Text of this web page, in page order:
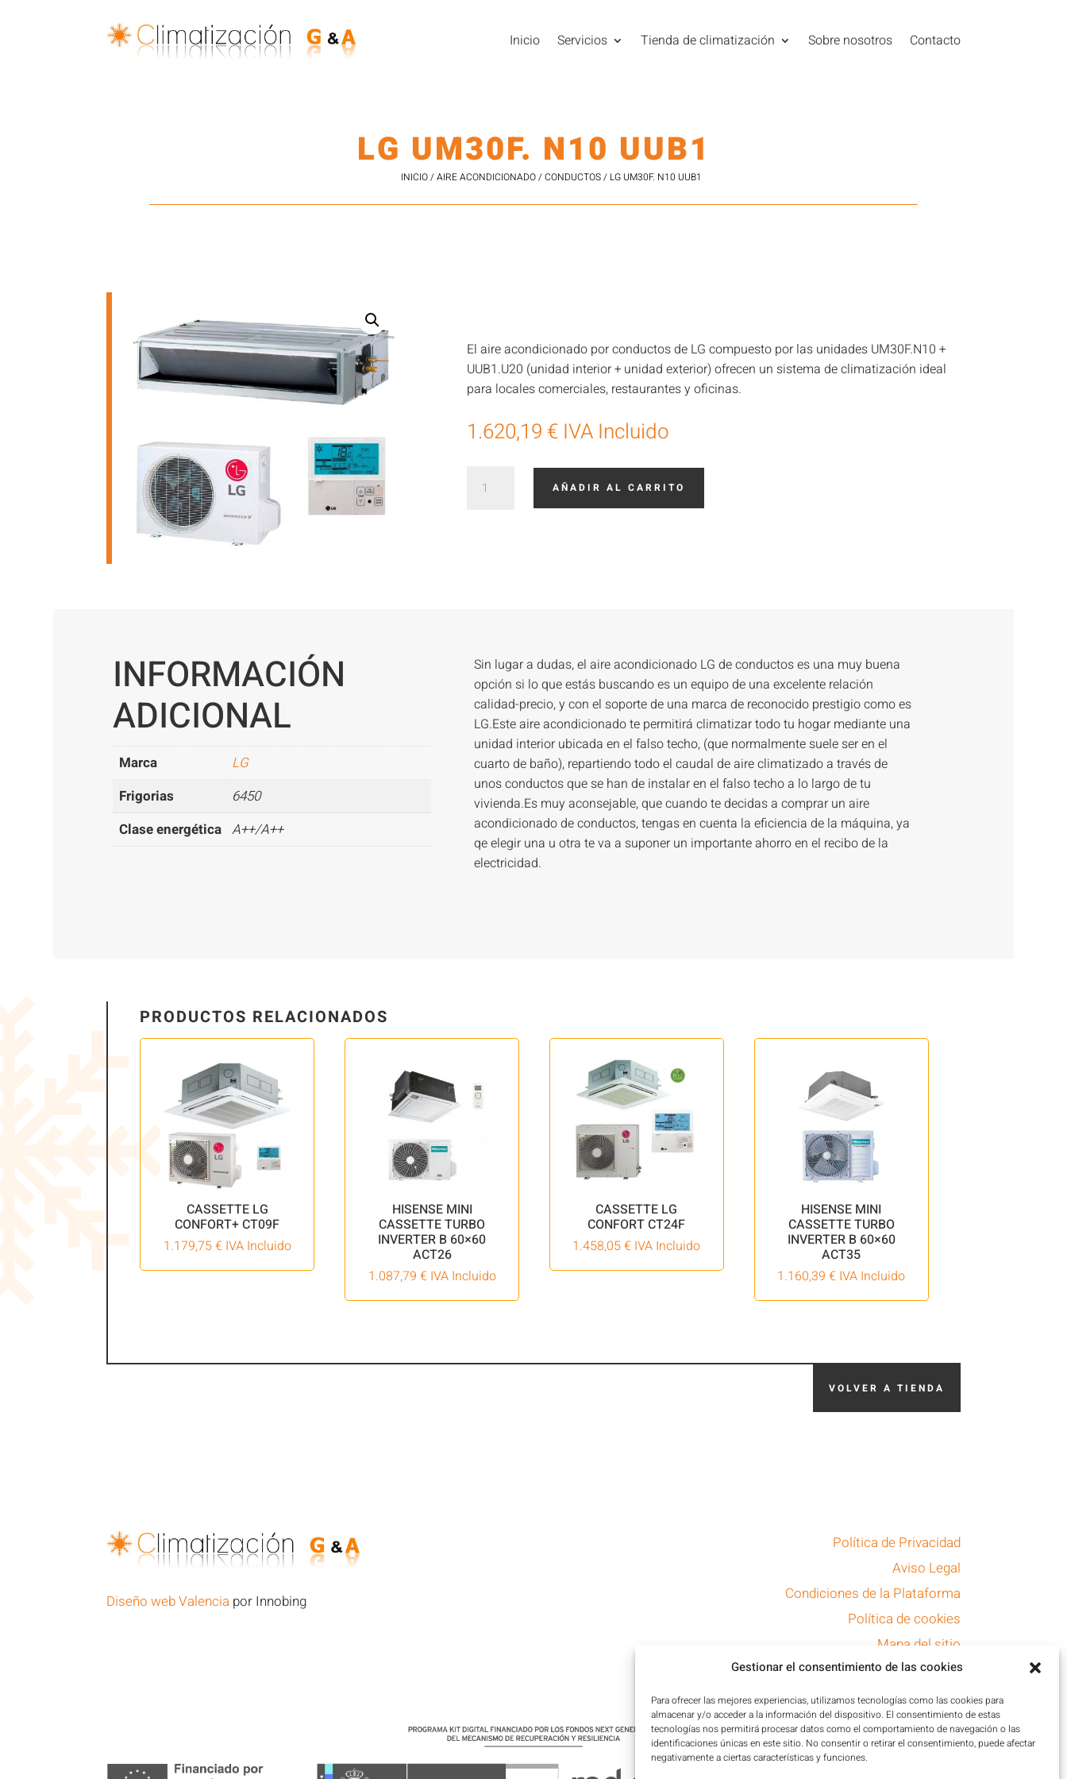
Gestionar el consentimiento de las cookies
Para ofrecer las mejores experiencias, utilizamos tecnologías como las cookies para
almacenar y/o acceder a la información del dispositivo. El consentimiento de estas
tecnologías nos permitirá procesar datos como el comportamiento de navegación o las
identificaciones únicas en este sitio. No consentir o retirar el consentimiento, puede afectar
negativamente a ciertas características y funciones.
Inicio Servicios Tienda de climatización Sobre nosotros Contacto
LG UM30F. N10 UUB1
INICIO/AIRE ACONDICIONADO/CONDUCTOS/ LG UM30F. N10 UUB1
El aire acondicionado por conductos de LG compuesto por las unidades UM30F.N10 +
UUB1.U20 (unidad interior + unidad exterior) ofrecen un sistema de climatización ideal
para locales comerciales, restaurantes y oficinas.
1.620,19 € IVA Incluido
UM30F.
AÑADIR AL CARRITO
INFORMACIÓN
ADICIONAL
Marca
LG
Frigorias
6450
Clase energética A++/A++
Sin lugar a dudas, el aire acondicionado LG de conductos es una muy buena
opción si lo que estás buscando es un equipo de una excelente relación
calidad-precio, y con el soporte de una marca de reconocido prestigio como es
LG.Este aire acondicionado te permitirá climatizar todo tu hogar mediante una
unidad interior ubicada en el falso techo, (que normalmente suele ser en el
cuarto de baño), repartiendo todo el caudal de aire climatizado a través de
unos conductos que se han de instalar en el falso techo a lo largo de tu
vivienda.Es muy aconsejable, que cuando te decidas a comprar un aire
acondicionado de conductos, tengas en cuenta la eficiencia de la máquina, ya
qe elegir una u otra te va a suponer un importante ahorro en el recibo de la
electricidad.
PRODUCTOS RELACIONADOS
CASSETTE LG
CONFORT+ CT09F
1.179,75€ IVA Incluido
HISENSE MINI
CASSETTE TURBO
INVERTER B 60×60
ACT26
1.087,79 € IVA Incluido
CASSETTE LG
CONFORT CT24F
1.458,05€ IVA Incluido
HISENSE MINI
CASSETTE TURBO
INVERTER B 60×60
ACT35
1.160,39€ IVA Incluido
VOLVER A TIENDA
Diseño web Valencia por Innobing
Política de Privacidad
Aviso Legal
Condiciones de la Plataforma
Política de cookies
Mapa del sitio
Accesibilidad